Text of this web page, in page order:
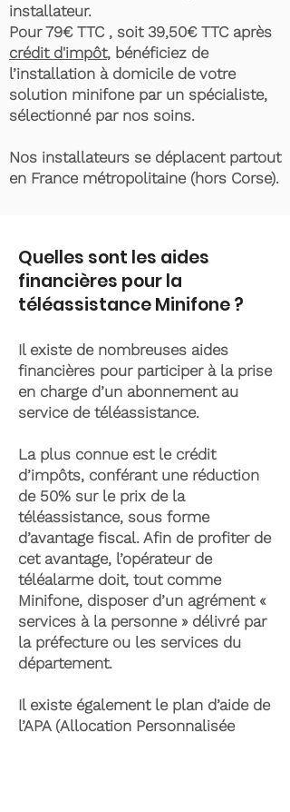
installateur.
Pour 79€ TTC , soit 39,50€ TTC après
crédit d'impôt, bénéficiez de
l’installation à domicile de votre
solution minifone par un spécialiste,
sélectionné par nos soins.
Nos installateurs se déplacent partout
en France métropolitaine (hors Corse).
Quelles sont les aides
financières pour la
téléassistance Minifone ?
Il existe de nombreuses aides
financières pour participer à la prise
en charge d’un abonnement au
service de téléassistance.
La plus connue est le crédit
d’impôts, conférant une réduction
de 50% sur le prix de la
téléassistance, sous forme
d’avantage fiscal. Afin de profiter de
cet avantage, l’opérateur de
téléalarme doit, tout comme
Minifone, disposer d’un agrément «
services à la personne » délivré par
la préfecture ou les services du
département.
Il existe également le plan d’aide de
l’APA (Allocation Personnalisée